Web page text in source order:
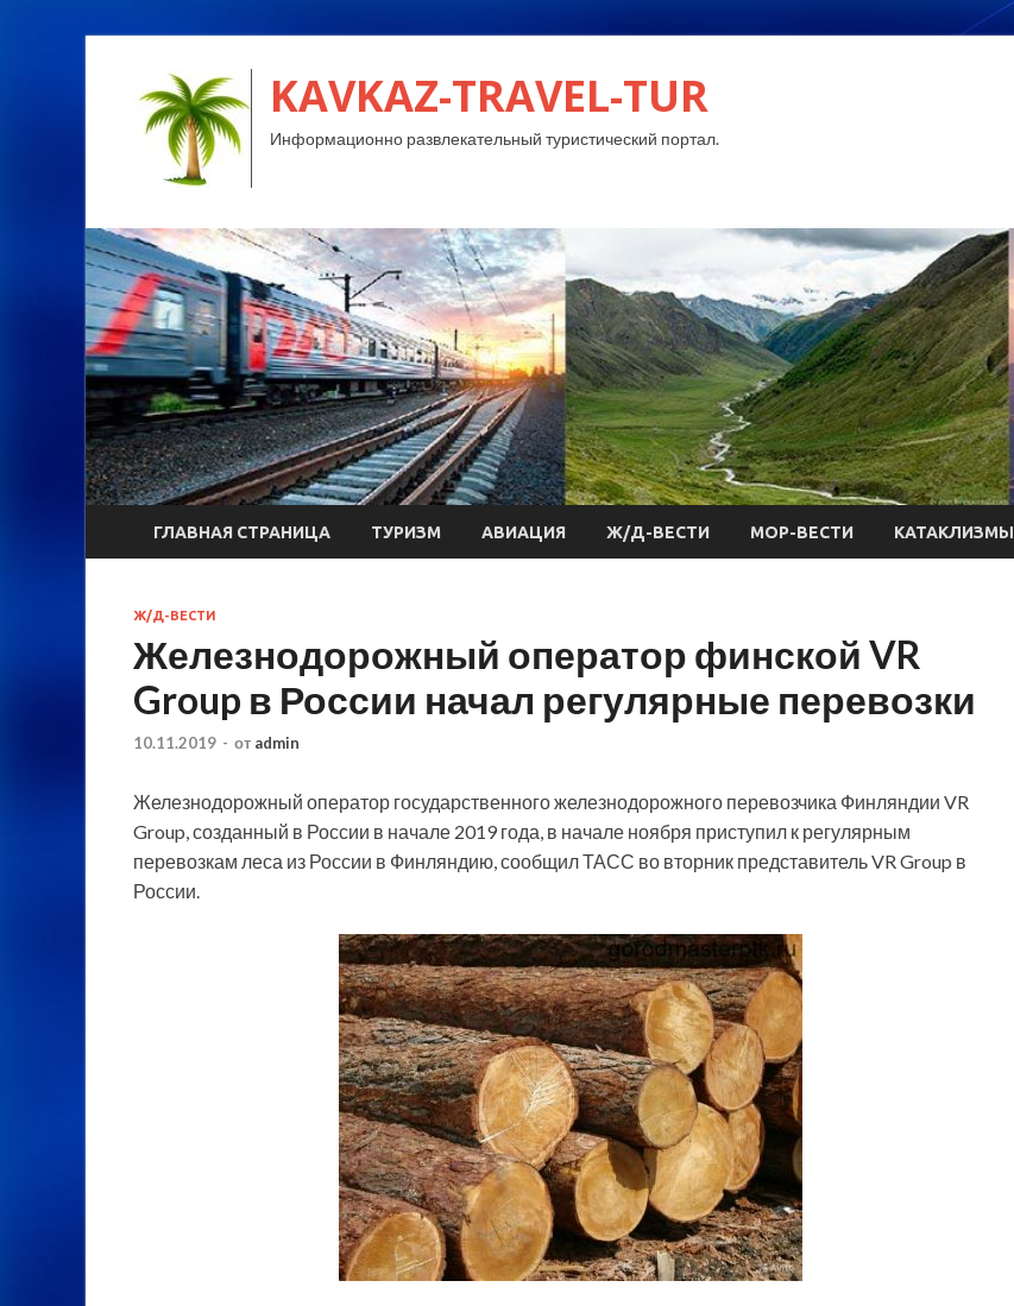
KAVKAZ-TRAVEL-TUR
Информационно развлекательный туристический портал.
ГЛАВНАЯ СТРАНИЦА ТУРИЗМ АВИАЦИЯ Ж/Д-ВЕСТИ МОР-ВЕСТИ КАТАКЛИЗМЫ
Ж/Д-ВЕСТИ
Железнодорожный оператор финской VR
Group в России начал регулярные перевозки
10.11.2019 - от admin
Железнодорожный оператор государственного железнодорожного перевозчика Финляндии VR
Group, созданный в России в начале 2019 года, в начале ноября приступил к регулярным
перевозкам леса из России в Финляндию, сообщил ТАСС во вторник представитель VR Group в
России.